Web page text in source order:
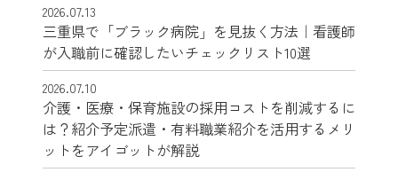
2026.07.13
三重県で「ブラック病院」を見抜く方法｜看護師
が入職前に確認したいチェックリスト10選
2026.07.10
介護・医療・保育施設の採用コストを削減するに
は？紹介予定派遣・有料職業紹介を活用するメリ
ットをアイゴットが解説